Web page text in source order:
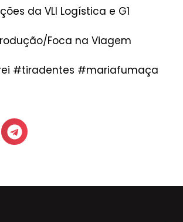
da VLI Logística e G1
Foca na Viagem
#tiradentes #mariafumaça